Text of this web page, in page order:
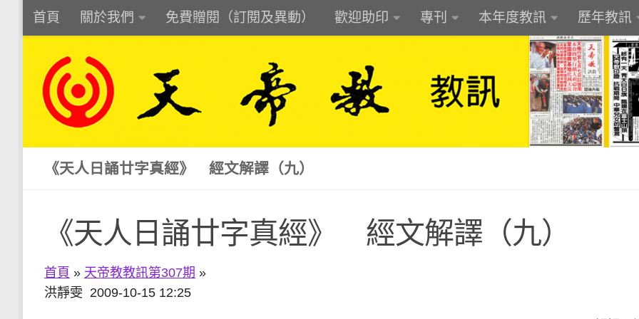
Skip to content
首頁 關於我們 免費贈閱（訂閱及異動） 歡迎助印 專刊 本年度教訊 歷年教訊
《天人日誦廿字真經》 經文解譯（九）
《天人日誦廿字真經》 經文解譯（九）
首頁 » 天帝教教訊第307期 »
洪靜雯 2009-10-15 12:25